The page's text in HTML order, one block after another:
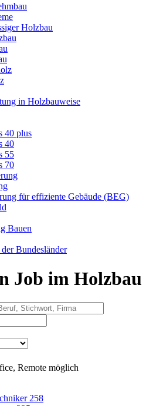
Holzbau
in Holzbauweise
40 plus
40
55
70
für effiziente Gebäude (BEG)
Bauen
Bundesländer
Job im Holzbau
Remote möglich
258